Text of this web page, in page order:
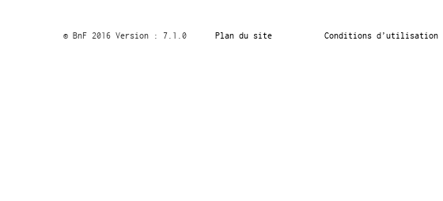
© BnF 2016 Version : 7.1.0 Plan du site Conditions d’utilisation